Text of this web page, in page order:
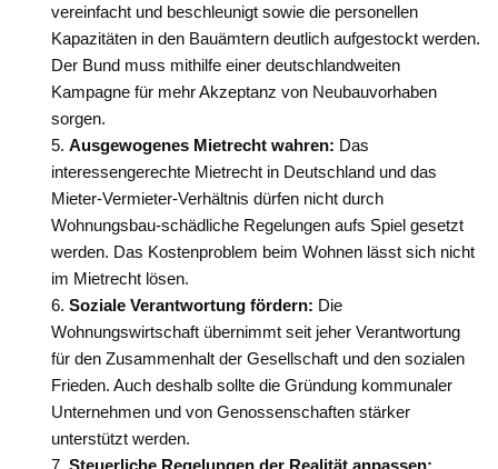
vereinfacht und beschleunigt sowie die personellen
Kapazitäten in den Bauämtern deutlich aufgestockt werden.
Der Bund muss mithilfe einer deutschlandweiten
Kampagne für mehr Akzeptanz von Neubauvorhaben
sorgen.
Ausgewogenes Mietrecht wahren: Das
interessengerechte Mietrecht in Deutschland und das
Mieter-Vermieter-Verhältnis dürfen nicht durch
Wohnungsbau-schädliche Regelungen aufs Spiel gesetzt
werden. Das Kostenproblem beim Wohnen lässt sich nicht
im Mietrecht lösen.
Soziale Verantwortung fördern: Die
Wohnungswirtschaft übernimmt seit jeher Verantwortung
für den Zusammenhalt der Gesellschaft und den sozialen
Frieden. Auch deshalb sollte die Gründung kommunaler
Unternehmen und von Genossenschaften stärker
unterstützt werden.
Steuerliche Regelungen der Realität anpassen: